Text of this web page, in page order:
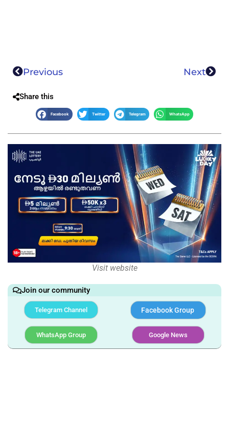
Previous Next
Share this
Facebook Twitter Telegram WhatsApp
Visit website
Join our community
Telegram Channel Facebook Group
WhatsApp Group Google News